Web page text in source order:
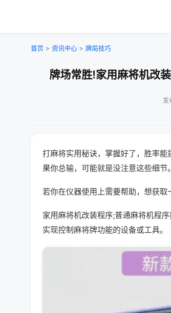
首页 > 资讯中心 > 牌局技巧
牌场常胜!家用麻将机改
打麻将实用秘诀，掌握好了，胜率
果你总输，可能就是没注意这些细节。
若你在仪器使用上需要帮助，想获
家用麻将机改装程序;普通麻将机程
实现控制麻将牌功能的设备或工具。